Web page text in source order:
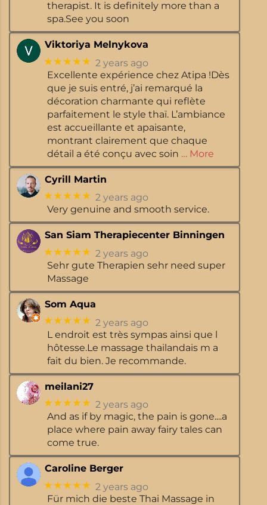
therapist. It is definitely more than a
spa.See you soon
Viktoriya Melnykova
★★★★★ 2 years ago
Excellente expérience chez Atipa !Dès
que je suis entré, j’ai remarqué la
décoration charmante qui reflète
parfaitement le style thaï. L’ambiance
est accueillante et apaisante,
montrant clairement que chaque
détail a été conçu avec soin … More
Cyrill Martin
★★★★★ 2 years ago
Very genuine and smooth service.
San Siam Therapiecenter Binningen
★★★★★ 2 years ago
Sehr gute Therapien sehr need super
Massage
Som Aqua
★★★★★ 2 years ago
L endroit est très sympas ainsi que l
hôtesse.Le massage thailandais m a
fait du bien. Je recommande.
meilani27
★★★★★ 2 years ago
And as if by magic, the pain is gone....a
place where pain away fairy tales can
come true.
Caroline Berger
★★★★★ 2 years ago
Für mich die beste Thai Massage in